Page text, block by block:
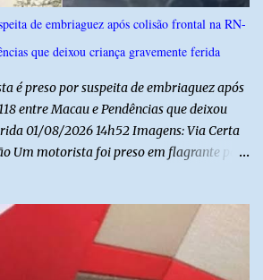
De acordo com o vereador, a Secretaria
poderá expedir normas complementares
da lei.
de embriaguez após colisão frontal na RN-
que deixou criança gravemente ferida
é preso por suspeita de embriaguez após
entre Macau e Pendências que deixou
01/08/2026 14h52 Imagens: Via Certa
Um motorista foi preso em flagrante por
e Pendências. Segundo a Polícia Militar,
em sentidos opostos bateram de frente.
sinais de embriaguez, foi levado